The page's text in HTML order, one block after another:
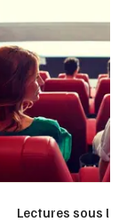
Lectures sous